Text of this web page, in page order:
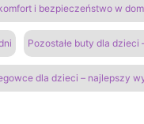
i bezpieczeństwo w
Pozostałe buty dla
dla dzieci – najlepszy